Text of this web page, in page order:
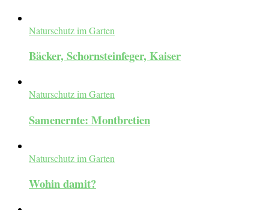
Naturschutz im Garten
Bäcker, Schornsteinfeger, Kaiser
Naturschutz im Garten
Samenernte: Montbretien
Naturschutz im Garten
Wohin damit?